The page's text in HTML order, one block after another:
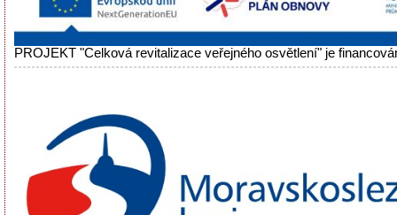
PROJEKT "Celková revitalizace veřejného osvětlení" je